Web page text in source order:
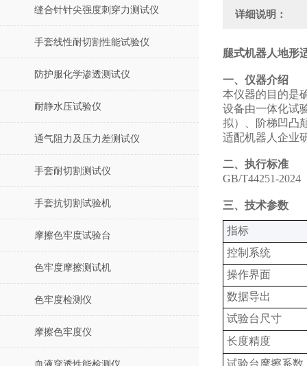
缝合针针尖强度刺穿力测试仪
手套线性耐切割性能试验仪
防护服化学渗透测试仪
耐静水压试验仪
通气阻力及压力差测试仪
手套耐切割测试仪
手套抗切割试验机
摩擦色牢度试验台
色牢度摩擦测试机
色牢度检测仪
摩擦色牢度仪
详细说明：
腿式机器人地形
一、仪器介绍
本仪器的目的是
设备由一体化试
拟）、阶梯凹凸
适配机器人企业
二、执行标准
GB/T44251-
三、技术参数
‌指标‌
控制系统‌
操作界面‌
数据导出
试验台尺寸
长度精度
试验台摩擦系数